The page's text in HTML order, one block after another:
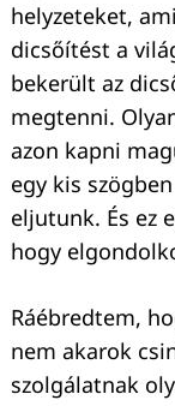
helyzeteket,
dicsőítést a
bekerült az
megtenni.
azon kapni
egy kis
eljutunk. És ez
hogy
Ráébredtem,
nem akarok
szolgálatnak